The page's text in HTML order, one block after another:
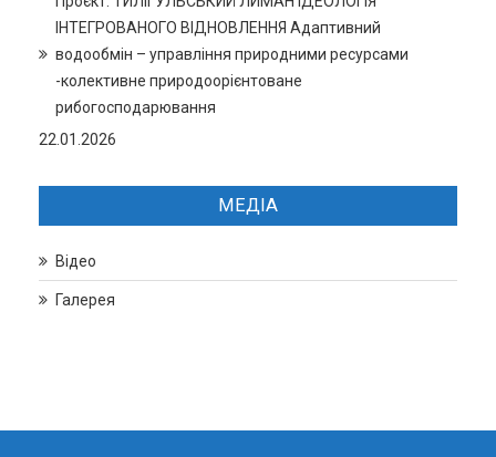
ІНТЕГРОВАНОГО ВІДНОВЛЕННЯ Адаптивний
водообмін – управління природними ресурсами
-колективне природоорієнтоване
рибогосподарювання
22.01.2026
МЕДІА
Відео
Галерея